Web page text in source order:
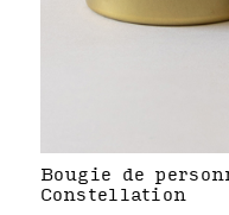
Bougie de
Constellation